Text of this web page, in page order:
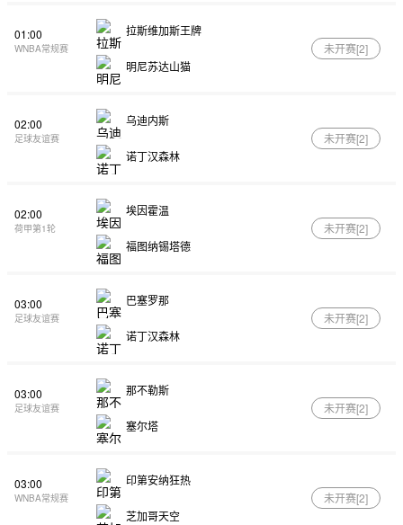
01:00
WNBA常规赛
拉斯维加斯王牌
明尼苏达山猫
未开赛[2]
02:00
足球友谊赛
乌迪内斯
诺丁汉森林
未开赛[2]
02:00
荷甲第1轮
埃因霍温
福图纳锡塔德
未开赛[2]
03:00
足球友谊赛
巴塞罗那
诺丁汉森林
未开赛[2]
03:00
足球友谊赛
那不勒斯
塞尔塔
未开赛[2]
03:00
WNBA常规赛
印第安纳狂热
芝加哥天空
未开赛[2]